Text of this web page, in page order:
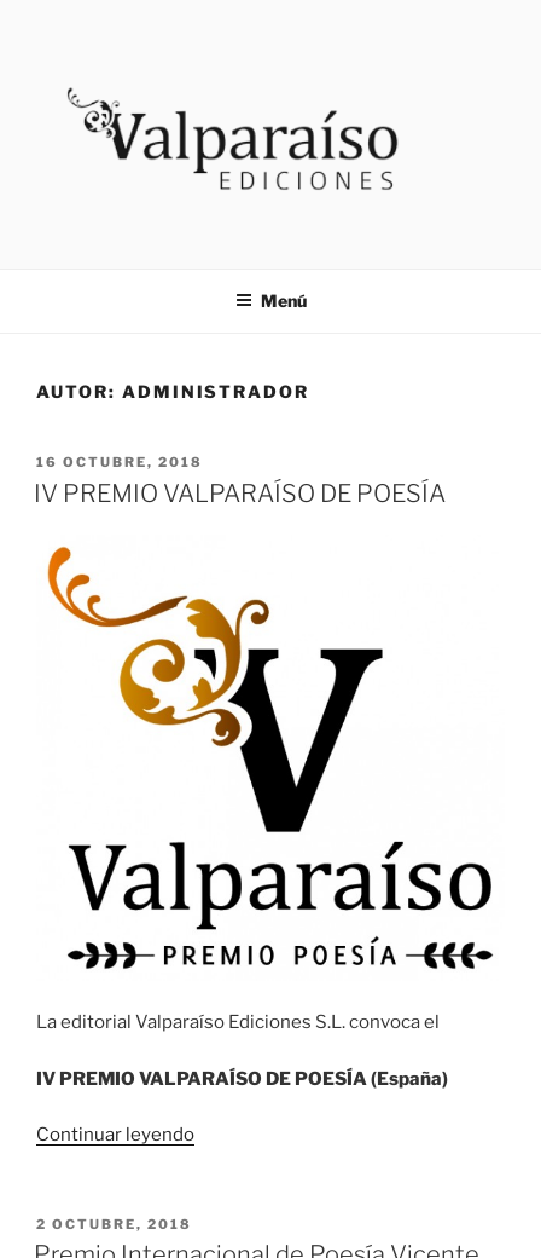
VALPARAISO EDICIONES
Menú
AUTOR: ADMINISTRADOR
PUBLICADO
EL
16 OCTUBRE, 2018
IV PREMIO VALPARAÍSO DE POESÍA
La editorial Valparaíso Ediciones S.L. convoca el
IV PREMIO VALPARAÍSO DE POESÍA (España)
Continuar leyendo«IV
POESÍA»
PUBLICADO
EL
2 OCTUBRE, 2018